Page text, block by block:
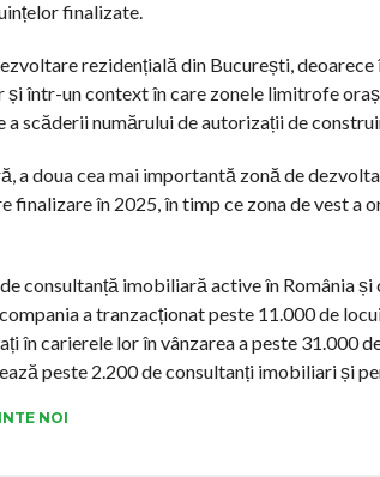
finalizate.
rezidențială din București, deoarece
într-un context în care zonele limitrofe
scăderii numărului de autorizații de
a doua cea mai importantă zonă de
în 2025, în timp ce zona de vest a
consultanță imobiliară active în România
a tranzacționat peste 11.000 de
în carierele lor în vânzarea a peste 31.000
peste 2.200 de consultanți imobiliari și
NOI